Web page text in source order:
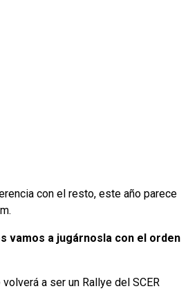
con el resto, este año parece
vamos a jugárnosla con el orden
a ser un Rallye del SCER